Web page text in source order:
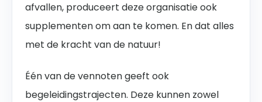
afvallen, produceert deze organisatie ook
supplementen om aan te komen. En dat alles
met de kracht van de natuur!
Één van de vennoten geeft ook
begeleidingstrajecten. Deze kunnen zowel